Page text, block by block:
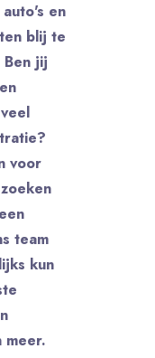
en
blij te
Ben jij
voor
team
kun
meer.